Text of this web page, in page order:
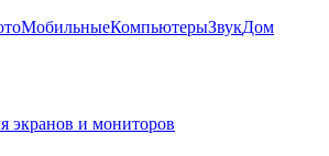
МобильныеКомпьютерыЗвукДом
экранов и мониторов